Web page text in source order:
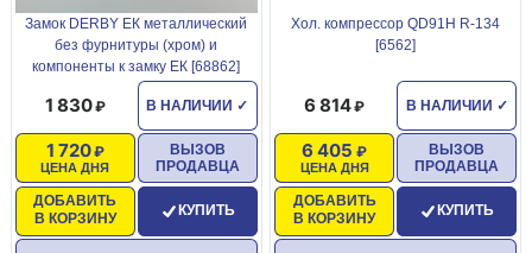
Замок DERBY ЕК металлический
без фурнитуры (хром) и
компоненты к замку ЕК [68862]
В НАЛИЧИИ ✓
1 830
ЦЕНА ДНЯ
1 720
ДОБАВИТЬ
В КОРЗИНУ
ВЫЗОВ
ПРОДАВЦА
КУПИТЬ
Хол. компрессор QD91H R-134
[6562]
В НАЛИЧИИ ✓
6 814
ЦЕНА ДНЯ
6 405
ДОБАВИТЬ
В КОРЗИНУ
ВЫЗОВ
ПРОДАВЦА
КУПИТЬ